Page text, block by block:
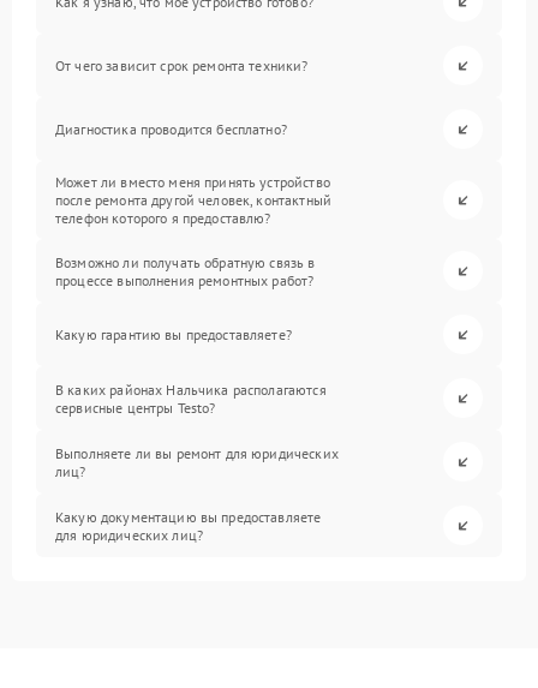
От чего зависит срок ремонта техники?
Диагностика проводится бесплатно?
Может ли вместо меня принять устройство
после ремонта другой человек, контактный
телефон которого я предоставлю?
Возможно ли получать обратную связь в
процессе выполнения ремонтных работ?
Какую гарантию вы предоставляете?
В каких районах Нальчика располагаются
сервисные центры Testo?
Выполняете ли вы ремонт для юридических
лиц?
Какую документацию вы предоставляете
для юридических лиц?